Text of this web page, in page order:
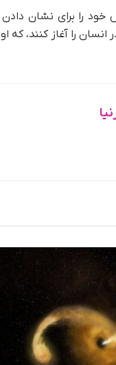
را برای نشان دادن
در انسان را آغاز